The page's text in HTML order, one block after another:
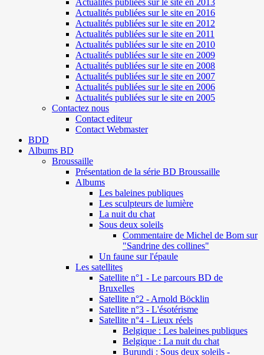
Actualités publiées sur le site en 2016
Actualités publiées sur le site en 2012
Actualités publiées sur le site en 2011
Actualités publiées sur le site en 2010
Actualités publiées sur le site en 2009
Actualités publiées sur le site en 2008
Actualités publiées sur le site en 2007
Actualités publiées sur le site en 2006
Actualités publiées sur le site en 2005
Contactez nous
Contact editeur
Contact Webmaster
BDD
Albums BD
Broussaille
Présentation de la série BD Broussaille
Albums
Les baleines publiques
Les sculpteurs de lumière
La nuit du chat
Sous deux soleils
Commentaire de Michel de Bom sur
"Sandrine des collines"
Un faune sur l'épaule
Les satellites
Satellite n°1 - Le parcours BD de
Bruxelles
Satellite n°2 - Arnold Böcklin
Satellite n°3 - L'ésotérisme
Satellite n°4 - Lieux réels
Belgique : Les baleines publiques
Belgique : La nuit du chat
Burundi : Sous deux soleils -